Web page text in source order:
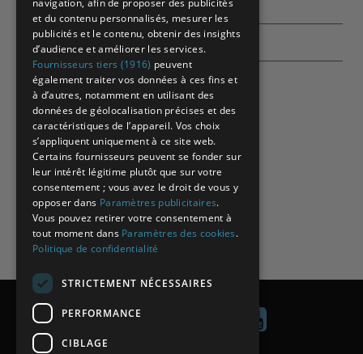
Contactez-nous
Echographes
navigation, afin de proposer des publicités
et du contenu personnalisés, mesurer les
publicités et le contenu, obtenir des insights
d’audience et améliorer les services.
Fournisseurs tiers (1916) peuvent
également traiter vos données à ces fins et
à d’autres, notamment en utilisant des
données de géolocalisation précises et des
caractéristiques de l’appareil. Vos choix
s’appliquent uniquement à ce site web.
Certains fournisseurs peuvent se fonder sur
leur intérêt légitime plutôt que sur votre
consentement ; vous avez le droit de vous y
opposer dans Paramètres publicitaires.
Vous pouvez retirer votre consentement à
tout moment dans Paramètres des cookies.
Politique de confidentialité
STRICTEMENT NÉCESSAIRES
PERFORMANCE
CIBLAGE